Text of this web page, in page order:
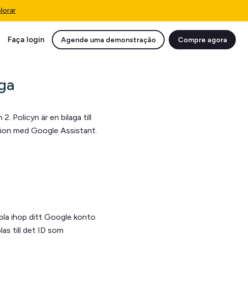
Faça login Agende uma demonstração Compre agora
Policyn är en bilaga till
med Google Assistant.
ihop ditt Google konto
till det ID som